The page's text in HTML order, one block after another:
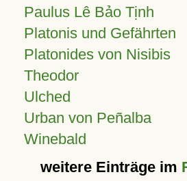
Paulus Lê Bảo Tịnh
Platonis und Gefährten
Platonides von Nisibis
Theodor
Ulched
Urban von Peñalba
Winebald
weitere Einträge im